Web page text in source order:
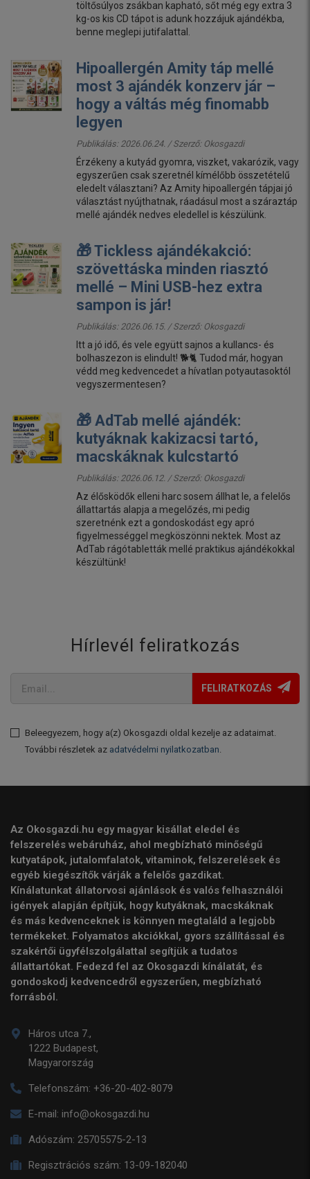
töltősúlyos zsákban kapható, sőt még egy extra 3
kg-os kis CD tápot is adunk hozzájuk ajándékba,
benne meglepi jutifalattal.
Hipoallergén Amity táp mellé
most 3 ajándék konzerv jár –
hogy a váltás még finomabb
legyen
Publikálás: 2026.06.24. / Szerző: Okosgazdi
Érzékeny a kutyád gyomra, viszket, vakarózik, vagy
egyszerűen csak szeretnél kímélőbb összetételű
eledelt választani? Az Amity hipoallergén tápjai jó
választást nyújthatnak, ráadásul most a száraztáp
mellé ajándék nedves eledellel is készülünk.
🎁 Tickless ajándékakció:
szövettáska minden riasztó
mellé – Mini USB-hez extra
sampon is jár!
Publikálás: 2026.06.15. / Szerző: Okosgazdi
Itt a jó idő, és vele együtt sajnos a kullancs- és
bolhaszezon is elindult! 🐕🐈 Tudod már, hogyan
védd meg kedvencedet a hívatlan potyautasoktól
vegyszermentesen?
🎁 AdTab mellé ajándék:
kutyáknak kakizacsi tartó,
macskáknak kulcstartó
Publikálás: 2026.06.12. / Szerző: Okosgazdi
Az élősködők elleni harc sosem állhat le, a felelős
állattartás alapja a megelőzés, mi pedig
szeretnénk ezt a gondoskodást egy apró
figyelmességgel megköszönni nektek. Most az
AdTab rágótabletták mellé praktikus ajándékokkal
készültünk!
Hírlevél feliratkozás
FELIRATKOZÁS
Beleegyezem, hogy a(z) Okosgazdi oldal kezelje az adataimat.
További részletek az adatvédelmi nyilatkozatban.
Az Okosgazdi.hu egy magyar kisállat eledel és
felszerelés webáruház, ahol megbízható minőségű
kutyatápok, jutalomfalatok, vitaminok, felszerelések és
egyéb kiegészítők várják a felelős gazdikat.
Kínálatunkat állatorvosi ajánlások és valós felhasználói
igények alapján építjük, hogy kutyáknak, macskáknak
és más kedvenceknek is könnyen megtaláld a legjobb
termékeket. Folyamatos akciókkal, gyors szállítással és
szakértői ügyfélszolgálattal segítjük a tudatos
állattartókat. Fedezd fel az Okosgazdi kínálatát, és
gondoskodj kedvencedről egyszerűen, megbízható
forrásból.
Háros utca 7.,
1222 Budapest,
Magyarország
Telefonszám: +36-20-402-8079
E-mail: info@okosgazdi.hu
Adószám: 25705575-2-13
Regisztrációs szám: 13-09-182040